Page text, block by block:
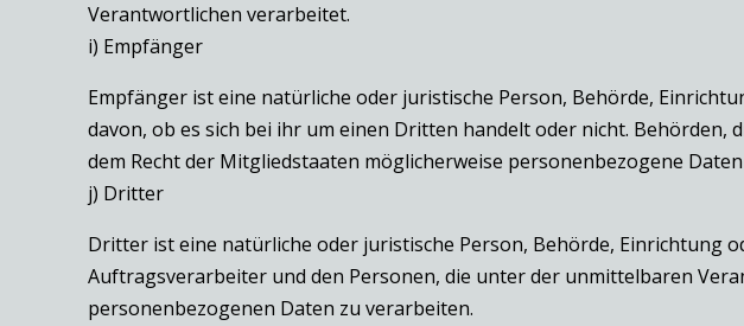
Verantwortlichen verarbeitet.
i) Empfänger
Empfänger ist eine natürliche oder juristische Person, Behörde,
davon, ob es sich bei ihr um einen Dritten handelt oder nicht.
dem Recht der Mitgliedstaaten möglicherweise personenbezogene
j) Dritter
Dritter ist eine natürliche oder juristische Person, Behörde, Einrichtung
Auftragsverarbeiter und den Personen, die unter der unmittelbaren
personenbezogenen Daten zu verarbeiten.